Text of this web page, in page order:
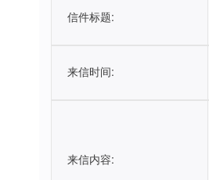
信件标题:
来信时间:
来信内容: